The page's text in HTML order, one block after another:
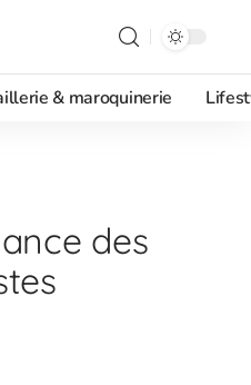
& maroquinerie
des